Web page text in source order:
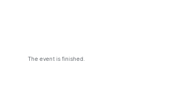
The event is finished.